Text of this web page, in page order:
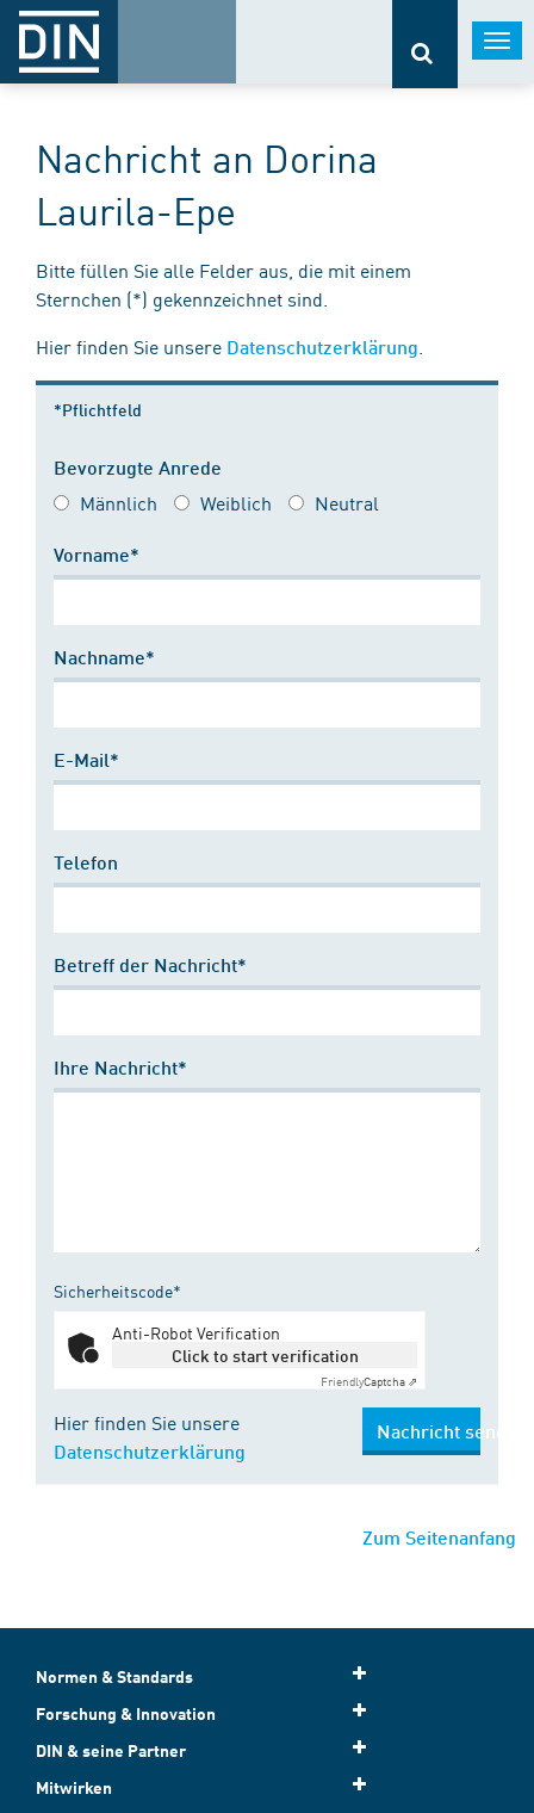
Nachricht an Dorina
Laurila-Epe
Bitte füllen Sie alle Felder aus, die mit einem
Sternchen (*) gekennzeichnet sind.
Hier finden Sie unsere Datenschutzerklärung
*Pflichtfeld
Bevorzugte Anrede
Männlich Weiblich Neutral
Vorname*
Nachname*
E-Mail*
Telefon
Betreff der Nachricht*
Ihre Nachricht*
Sicherheitscode*
Anti-Robot Verification
Click to start verification
FriendlyCaptcha ⇗
Hier finden Sie unsere
Datenschutzerklärung
Nachricht senden
Zum Seitenanfang
Normen & Standards
Forschung & Innovation
DIN & seine Partner
Mitwirken